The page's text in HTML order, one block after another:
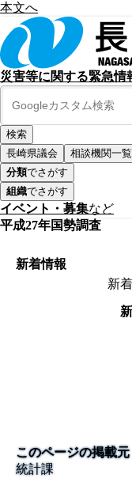
本文へ
災害等に関する緊急情
長崎県議会
相談機関一覧
分類でさがす
組織でさがす
イベント・募集など
平成27年国勢調査
新着情報
新
このページの掲載元
統計課